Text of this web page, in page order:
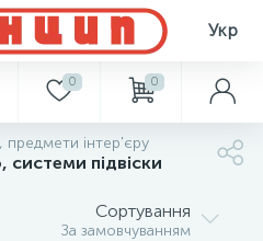
Укр
0 0
інтер'єру
підвіски
Сортування
За замовчуванням